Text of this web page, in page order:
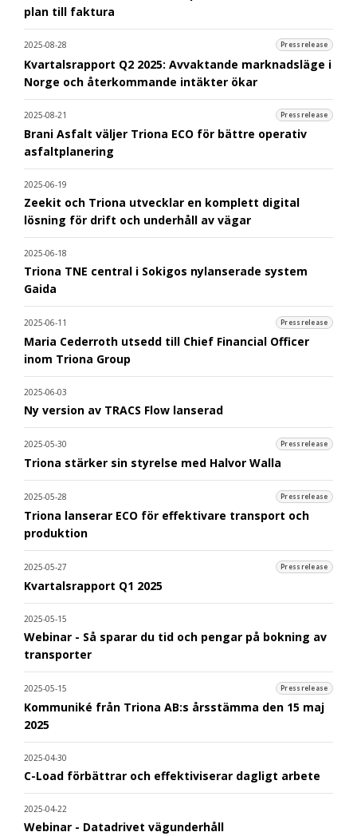
plan till faktura
2025-08-28 Pressrelease
Kvartalsrapport Q2 2025: Avvaktande marknadsläge i
Norge och återkommande intäkter ökar
2025-08-21 Pressrelease
Brani Asfalt väljer Triona ECO för bättre operativ
asfaltplanering
2025-06-19
Zeekit och Triona utvecklar en komplett digital
lösning för drift och underhåll av vägar
2025-06-18
Triona TNE central i Sokigos nylanserade system
Gaida
2025-06-11 Pressrelease
Maria Cederroth utsedd till Chief Financial Officer
inom Triona Group
2025-06-03
Ny version av TRACS Flow lanserad
2025-05-30 Pressrelease
Triona stärker sin styrelse med Halvor Walla
2025-05-28 Pressrelease
Triona lanserar ECO för effektivare transport och
produktion
2025-05-27 Pressrelease
Kvartalsrapport Q1 2025
2025-05-15
Webinar - Så sparar du tid och pengar på bokning av
transporter
2025-05-15 Pressrelease
Kommuniké från Triona AB:s årsstämma den 15 maj
2025
2025-04-30
C-Load förbättrar och effektiviserar dagligt arbete
2025-04-22
Webinar - Datadrivet vägunderhåll